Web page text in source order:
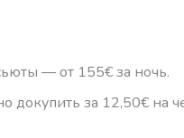
— от 155€ за ночь.
докупить за 12,50€ на